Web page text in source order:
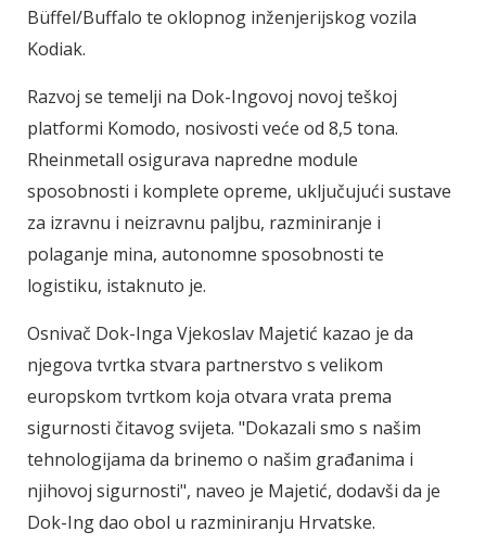
Büffel/Buffalo te oklopnog inženjerijskog vozila
Kodiak.
Razvoj se temelji na Dok-Ingovoj novoj teškoj
platformi Komodo, nosivosti veće od 8,5 tona.
Rheinmetall osigurava napredne module
sposobnosti i komplete opreme, uključujući sustave
za izravnu i neizravnu paljbu, razminiranje i
polaganje mina, autonomne sposobnosti te
logistiku, istaknuto je.
Osnivač Dok-Inga Vjekoslav Majetić kazao je da
njegova tvrtka stvara partnerstvo s velikom
europskom tvrtkom koja otvara vrata prema
sigurnosti čitavog svijeta. "Dokazali smo s našim
tehnologijama da brinemo o našim građanima i
njihovoj sigurnosti", naveo je Majetić, dodavši da je
Dok-Ing dao obol u razminiranju Hrvatske.